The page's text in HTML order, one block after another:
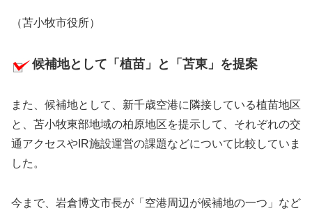
（苫小牧市役所）
候補地として「植苗」と「苫東」を提案
また、候補地として、新千歳空港に隣接している植苗地区
と、苫小牧東部地域の柏原地区を提示して、それぞれの交
通アクセスやIR施設運営の課題などについて比較していま
した。
今まで、岩倉博文市長が「空港周辺が候補地の一つ」など